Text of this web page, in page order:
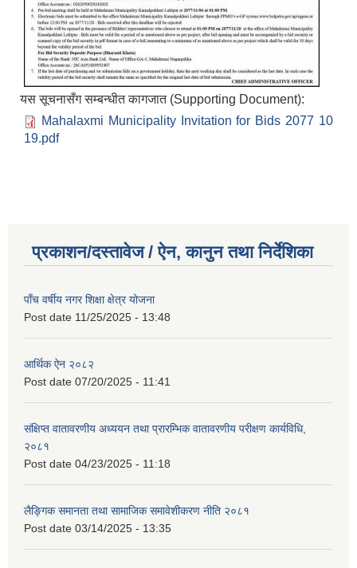
यस सूचनासँग सम्बन्धीत कागजात (Supporting Document):
Mahalaxmi Municipality Invitation for Bids 2077 10
19.pdf
प्रकाशन/दस्तावेज / ऐन, कानुन तथा निर्देशिका
पाँच वर्षीय नगर शिक्षा क्षेत्र योजना
Post date 11/25/2025 - 13:48
आर्थिक ऐन २०८२
Post date 07/20/2025 - 11:41
संक्षिप्त वातावरणीय अध्ययन तथा प्रारम्भिक वातावरणीय परीक्षण कार्यविधि,
२०८१
Post date 04/23/2025 - 11:18
लैङ्गिक समानता तथा सामाजिक समावेशीकरण नीति २०८१
Post date 03/14/2025 - 13:35